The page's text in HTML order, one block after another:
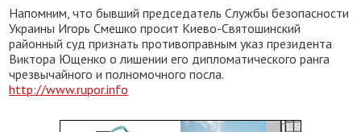
Напомним, что бывший председатель Службы безопасности
Украины Игорь Смешко просит Киево-Святошинский
районный суд признать противоправным указ президента
Виктора Ющенко о лишении его дипломатического ранга
чрезвычайного и полномочного посла.
http://www.rupor.info